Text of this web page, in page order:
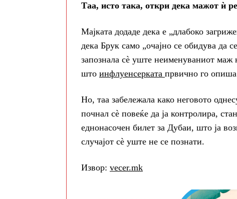
Таа, исто така, откри дека мажот ѝ
Мајката додаде дека е „длабоко
дека Брук само „очајно се обидува да
запознала сè уште неименуваниот
што инфлуенсерката првично го опиша
Но, таа забележала како неговото
почнал сè повеќе да ја контролира,
еднонасочен билет за Дубаи, што ја
случајот сè уште не се познати.
Извор: vecer.mk